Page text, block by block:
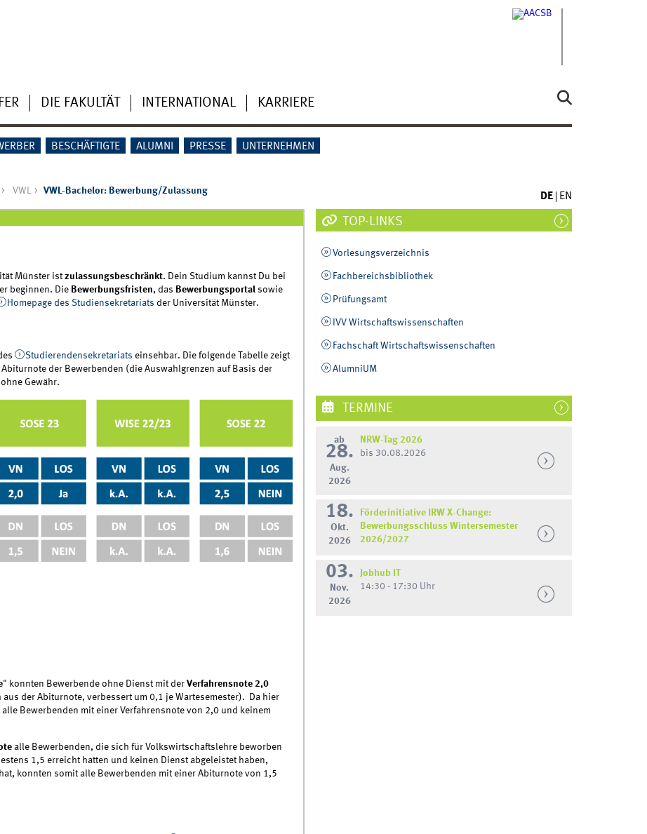
DIE FAKULTÄT INTERNATIONAL KARRIERE
BESCHÄFTIGTE ALUMNI PRESSE UNTERNEHMEN
DE EN
VWL VWL-Bachelor: Bewerbung/Zulassung
Münster ist zulassungsbeschränkt. Dein Studium kannst Du bei
beginnen. Die Bewerbungsfristen, das Bewerbungsportal sowie
Homepage des Studiensekretariats der Universität Münster.
Studierendensekretariats einsehbar. Die folgende Tabelle zeigt
der Bewerbenden (die Auswahlgrenzen auf Basis der
Gewähr.
" konnten Bewerbende ohne Dienst mit der Verfahrensnote 2,0
der Abiturnote, verbessert um 0,1 je Wartesemester). Da hier
Bewerbenden mit einer Verfahrensnote von 2,0 und keinem
alle Bewerbenden, die sich für Volkswirtschaftslehre beworben
1,5 erreicht hatten und keinen Dienst abgeleistet haben,
konnten somit alle Bewerbenden mit einer Abiturnote von 1,5
TOP-LINKS
Vorlesungsverzeichnis
Fachbereichsbibliothek
Prüfungsamt
IVV Wirtschaftswissenschaften
Fachschaft Wirtschaftswissenschaften
AlumniUM
TERMINE
ab
28.
Aug.
2026
NRW-Tag 2026
bis 30.08.2026
18.
Okt.
2026
Förderinitiative IRW X-Change:
Bewerbungsschluss Wintersemester
2026/2027
03.
Nov.
2026
Jobhub IT
14:30 - 17:30 Uhr